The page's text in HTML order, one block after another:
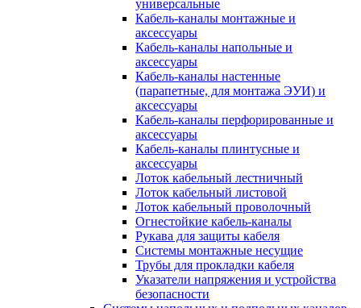
универсальные
Кабель-каналы монтажные и
аксессуары
Кабель-каналы напольные и
аксессуары
Кабель-каналы настенные
(парапетные, для монтажа ЭУИ) и
аксессуары
Кабель-каналы перфорированные и
аксессуары
Кабель-каналы плинтусные и
аксессуары
Лоток кабельный лестничный
Лоток кабельный листовой
Лоток кабельный проволочный
Огнестойкие кабель-каналы
Рукава для защиты кабеля
Системы монтажные несущие
Трубы для прокладки кабеля
Указатели напряжения и устройства
безопасности